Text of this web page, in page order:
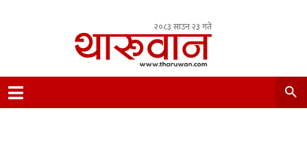
२०८३ साउन २३ गते
Nepal.